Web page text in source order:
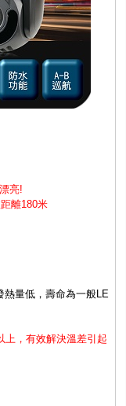
亮!
離180米
熱量低，壽命為一般LE
上，有效解決溫差引起